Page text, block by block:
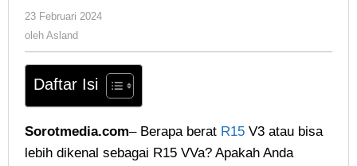
23 Februari 2024
oleh Asland
Daftar Isi
Sorotmedia.com– Berapa berat R15 V3 atau bisa
lebih dikenal sebagai R15 VVa? Apakah Anda